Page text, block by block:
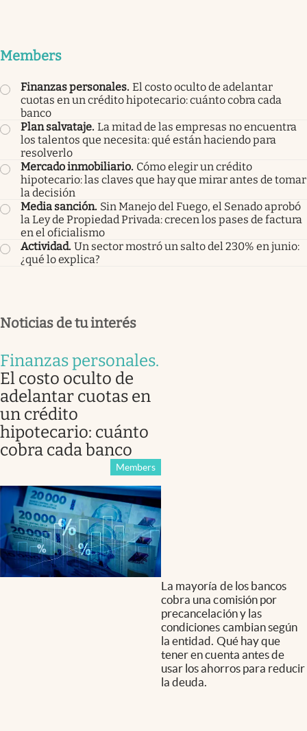
Members
Finanzas personales. El costo oculto de adelantar
cuotas en un crédito hipotecario: cuánto cobra cada
banco
Plan salvataje. La mitad de las empresas no encuentra
los talentos que necesita: qué están haciendo para
resolverlo
Mercado inmobiliario. Cómo elegir un crédito
hipotecario: las claves que hay que mirar antes de tomar
la decisión
Media sanción. Sin Manejo del Fuego, el Senado aprobó
la Ley de Propiedad Privada: crecen los pases de factura
en el oficialismo
Actividad. Un sector mostró un salto del 230% en junio:
¿qué lo explica?
Noticias de tu interés
Finanzas personales.
El costo oculto de
adelantar cuotas en
un crédito
hipotecario: cuánto
cobra cada banco
Members
La mayoría de los bancos
cobra una comisión por
precancelación y las
condiciones cambian según
la entidad. Qué hay que
tener en cuenta antes de
usar los ahorros para reducir
la deuda.